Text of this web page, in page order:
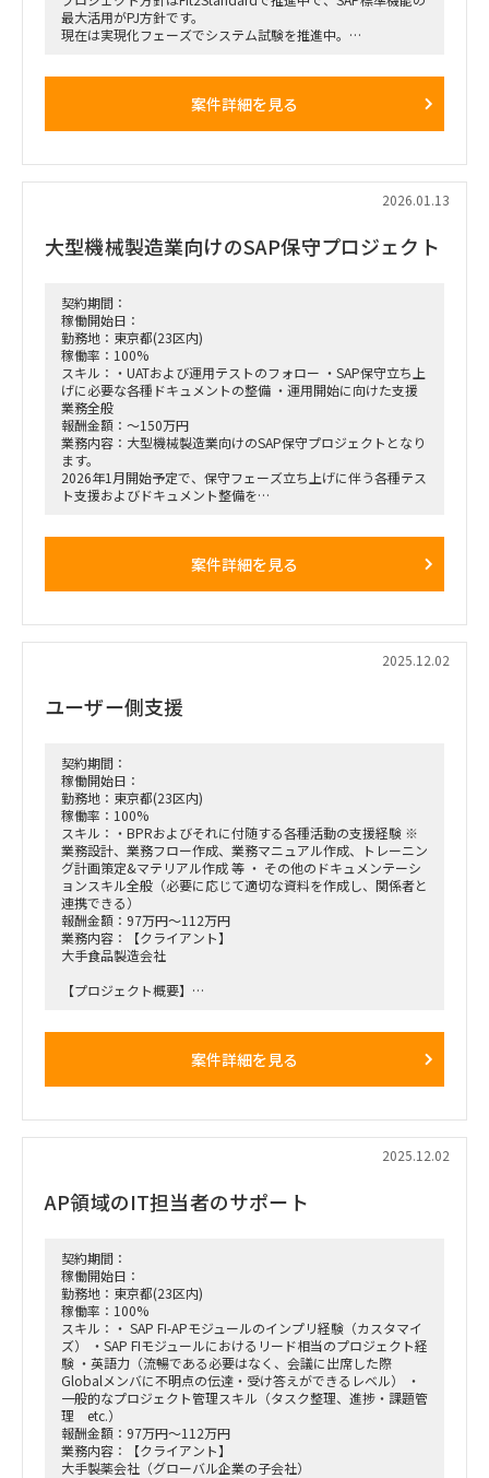
最大活用がPJ方針です。
現在は実現化フェーズでシステム試験を推進中。
加アドオン等の実装フェーズで
③販売管理管理コンサル（ＳＤ）※PSと連動経験が必要
～導入モジュール～
FI、CO、MM、PP、PS、SD、PEO
案件詳細を見る
2026.01.13
大型機械製造業向けのSAP保守プロジェクト
契約期間：
稼働開始日：
勤務地：東京都(23区内)
稼働率：100%
スキル：・UATおよび運用テストのフォロー ・SAP保守立ち上
げに必要な各種ドキュメントの整備 ・運用開始に向けた支援
業務全般
報酬金額：～150万円
業務内容：大型機械製造業向けのSAP保守プロジェクトとなり
ます。
2026年1月開始予定で、保守フェーズ立ち上げに伴う各種テス
ト支援およびドキュメント整備を
• SAP SDコンサルタント：1名
・SAP保守立ち上げに必要な各種ドキュメントの整備
・運用開始に向けた支援業務全般
案件詳細を見る
2025.12.02
ユーザー側支援
契約期間：
稼働開始日：
勤務地：東京都(23区内)
稼働率：100%
スキル：・BPRおよびそれに付随する各種活動の支援経験 ※
業務設計、業務フロー作成、業務マニュアル作成、トレーニン
グ計画策定&マテリアル作成 等 ・ その他のドキュメンテーシ
ョンスキル全般（必要に応じて適切な資料を作成し、関係者と
連携できる）
報酬金額：97万円～112万円
業務内容：【クライアント】
大手食品製造会社
【プロジェクト概要】
・親会社とグローバル展開している本業にかかわる子会社はす
・当該プロジェクトのBiz支援としてUAT実行、業務設計、マ
ニュアル修正等のドキュメンテーション、トレーニング支援を
【期間】
・26年1月以降～終了時期未定（Go Liveは2027年1月予定）
【働き方】
・オンサイト・リモート併用
・ 現状週1日のオンサイト予定（汐留のクライアントオフィ
ス）
案件詳細を見る
2025.12.02
AP領域のIT担当者のサポート
契約期間：
稼働開始日：
勤務地：東京都(23区内)
稼働率：100%
スキル：・ SAP FI-APモジュールのインプリ経験（カスタマイ
ズ） ・SAP FIモジュールにおけるリード相当のプロジェクト経
験 ・英語力（流暢である必要はなく、会議に出席した際
Globalメンバに不明点の伝達・受け答えができるレベル） ・
一般的なプロジェクト管理スキル（タスク整理、進捗・課題管
理 etc.）
報酬金額：97万円～112万円
業務内容：【クライアント】
大手製薬会社（グローバル企業の子会社）